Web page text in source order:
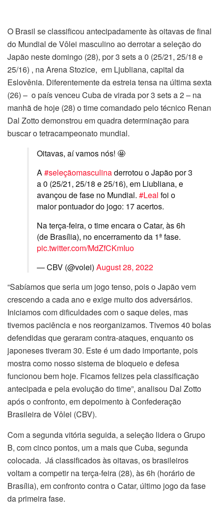
O Brasil se classificou antecipadamente às oitavas de final
do Mundial de Vôlei masculino ao derrotar a seleção do
Japão neste domingo (28), por 3 sets a 0 (25/21, 25/18 e
25/16) , na Arena Stozice, em Ljubliana, capital da
Eslovênia. Diferentemente da estreia tensa na última sexta
(26) – o país venceu Cuba de virada por 3 sets a 2 – na
manhã de hoje (28) o time comandado pelo técnico Renan
Dal Zotto demonstrou em quadra determinação para
buscar o tetracampeonato mundial.
Oitavas, aí vamos nós! 🤩
A#seleçãomasculinaderrotou o Japão por 3
a 0 (25/21, 25/18 e 25/16), em Liubliana, e
avançou de fase no Mundial. #Leal foi o
maior pontuador do jogo: 17 acertos.
Na terça-feira, o time encara o Catar, às 6h
(de Brasília), no encerramento da 1ª fase.
pic.twitter.com/MdZfCKmIuo
— CBV (@volei) August 28, 2022
“Sabíamos que seria um jogo tenso, pois o Japão vem
crescendo a cada ano e exige muito dos adversários.
Iniciamos com dificuldades com o saque deles, mas
tivemos paciência e nos reorganizamos. Tivemos 40 bolas
defendidas que geraram contra-ataques, enquanto os
japoneses tiveram 30. Este é um dado importante, pois
mostra como nosso sistema de bloqueio e defesa
funcionou bem hoje. Ficamos felizes pela classificação
antecipada e pela evolução do time”, analisou Dal Zotto
após o confronto, em depoimento à Confederação
Brasileira de Vôlei (CBV).
Com a segunda vitória seguida, a seleção lidera o Grupo
B, com cinco pontos, um a mais que Cuba, segunda
colocada. Já classificados às oitavas, os brasileiros
voltam a competir na terça-feira (28), às 6h (horário de
Brasília), em confronto contra o Catar, último jogo da fase
da primeira fase.